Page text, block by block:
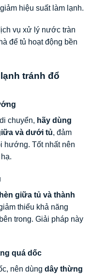
hiệu suất làm lạnh.
vụ xử lý nước tràn
để tủ hoạt động bền
tránh đổ
chuyển, hãy dùng
và dưới tủ, đảm
hướng. Tốt nhất nên
giữa tủ và thành
thiểu khả năng
trong. Giải pháp này
quá dốc
nên dùng dây thừng